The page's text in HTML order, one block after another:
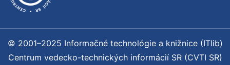
© 2001–2025 Informačné technológie a knižnice (ITlib)
Centrum vedecko-technických informácií SR (CVTI SR)